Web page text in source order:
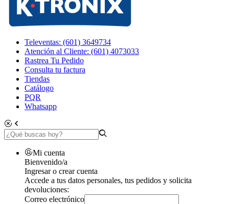
Televentas: (601) 3649734
Atención al Cliente: (601) 4073033
Rastrea Tu Pedido
Consulta tu factura
Tiendas
Catálogo
PQR
Whatsapp
Mi cuenta
Bienvenido/a
Ingresar o crear cuenta
Accede a tus datos personales, tus pedidos y solicita
devoluciones:
Correo electrónico